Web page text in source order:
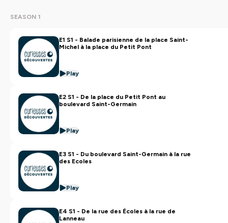
SEASON 1
E1 S1 - Balade parisienne de la place Saint-
Michel à la place du Petit Pont
Play
E2 S1 - De la place du Petit Pont au
boulevard Saint-Germain
Play
E3 S1 - Du boulevard Saint-Germain à la rue
des Ecoles
Play
E4 S1 - De la rue des Écoles à la rue de
Lanneau